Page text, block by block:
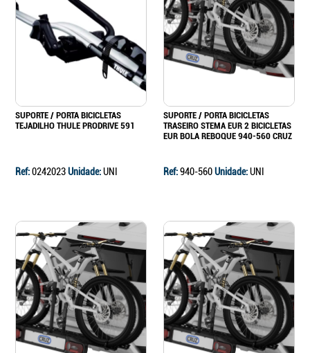
SUPORTE / PORTA BICICLETAS
TEJADILHO THULE PRODRIVE 591
Ref:0242023Unidade:UNI
SUPORTE / PORTA BICICLETAS
TRASEIRO STEMA EUR 2 BICICLETAS
EUR BOLA REBOQUE 940-560 CRUZ
Ref:940-560Unidade:UNI